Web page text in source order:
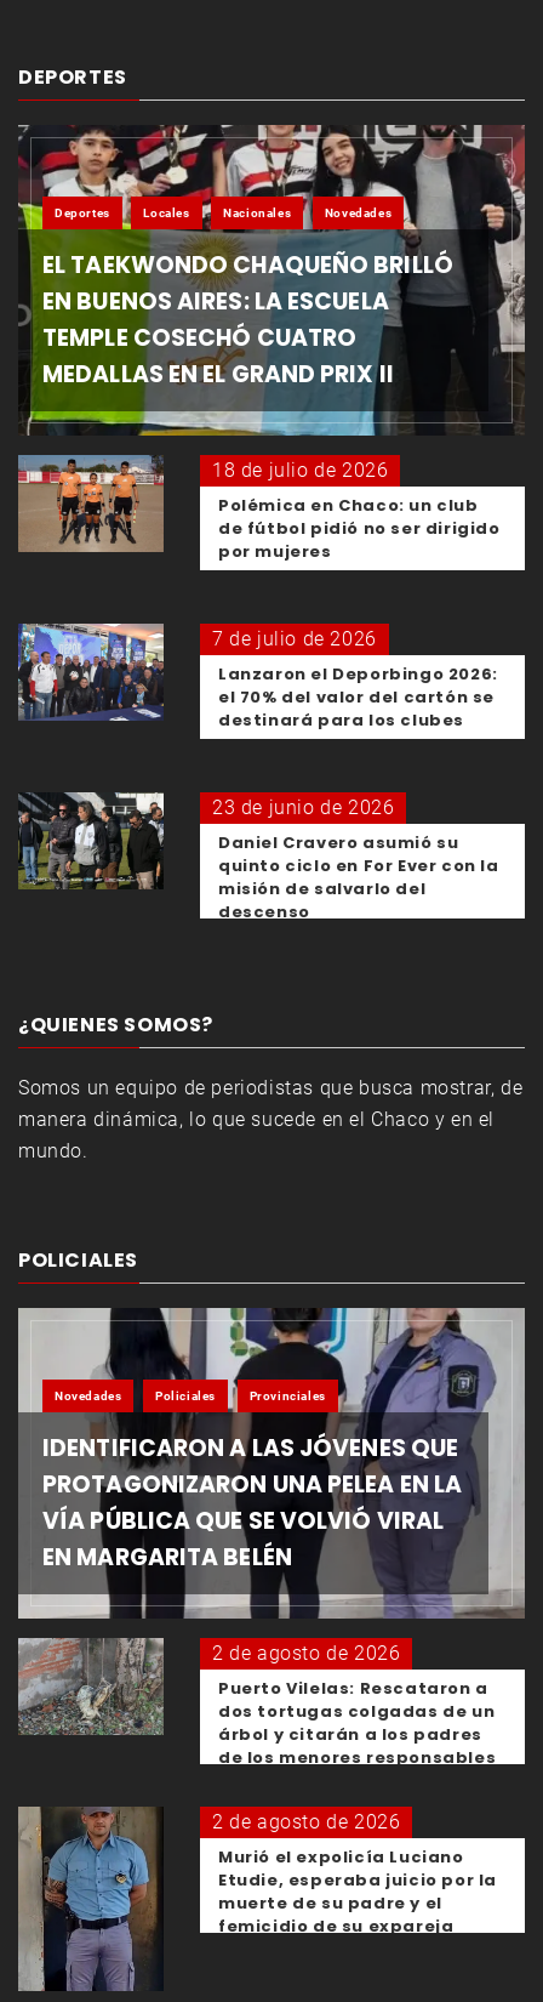
DEPORTES
Deportes Locales Nacionales Novedades
EL TAEKWONDO CHAQUEÑO BRILLÓ
EN BUENOS AIRES: LA ESCUELA
TEMPLE COSECHÓ CUATRO
MEDALLAS EN EL GRAND PRIX II
18 de julio de 2026
Polémica en Chaco: un club
de fútbol pidió no ser dirigido
por mujeres
7 de julio de 2026
Lanzaron el Deporbingo 2026:
el 70% del valor del cartón se
destinará para los clubes
23 de junio de 2026
Daniel Cravero asumió su
quinto ciclo en For Ever con la
misión de salvarlo del
descenso
¿QUIENES SOMOS?
Somos un equipo de periodistas que busca mostrar, de
manera dinámica, lo que sucede en el Chaco y en el
mundo.
POLICIALES
Novedades Policiales Provinciales
IDENTIFICARON A LAS JÓVENES QUE
PROTAGONIZARON UNA PELEA EN LA
VÍA PÚBLICA QUE SE VOLVIÓ VIRAL
EN MARGARITA BELÉN
2 de agosto de 2026
Puerto Vilelas: Rescataron a
dos tortugas colgadas de un
árbol y citarán a los padres
de los menores responsables
2 de agosto de 2026
Murió el expolicía Luciano
Etudie, esperaba juicio por la
muerte de su padre y el
femicidio de su expareja